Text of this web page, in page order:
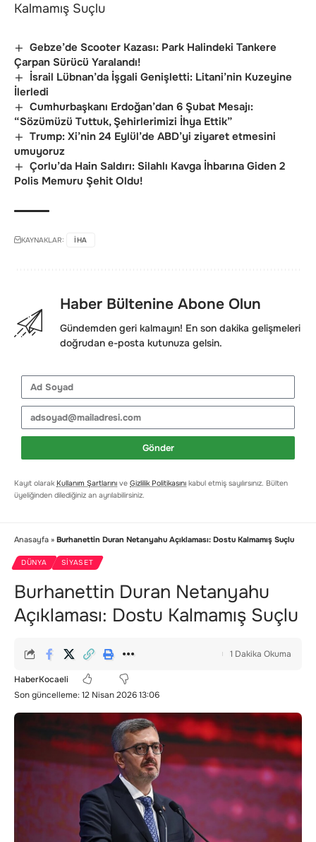
Kalmamış Suçlu
Gebze’de Scooter Kazası: Park Halindeki Tankere
Çarpan Sürücü Yaralandı!
İsrail Lübnan’da İşgali Genişletti: Litani’nin Kuzeyine
İlerledi
Cumhurbaşkanı Erdoğan’dan 6 Şubat Mesajı:
“Sözümüzü Tuttuk, Şehirlerimizi İhya Ettik”
Trump: Xi’nin 24 Eylül’de ABD’yi ziyaret etmesini
umuyoruz
Çorlu’da Hain Saldırı: Silahlı Kavga İhbarına Giden 2
Polis Memuru Şehit Oldu!
KAYNAKLAR: IHA
Haber Bültenine Abone Olun
Gündemden geri kalmayın! En son dakika gelişmeleri
doğrudan e-posta kutunuza gelsin.
Gönder
Kayıt olarak Kullanım Şartlarını ve Gizlilik Politikasını kabul etmiş sayılırsınız. Bülten
üyeliğinden dilediğiniz an ayrılabilirsiniz.
Anasayfa » Burhanettin Duran Netanyahu Açıklaması: Dostu Kalmamış Suçlu
DÜNYA SIYASET
Burhanettin Duran Netanyahu
Açıklaması: Dostu Kalmamış Suçlu
Son güncelleme: 12 Nisan 2026 13:06
HaberKocaeli
1 Dakika Okuma